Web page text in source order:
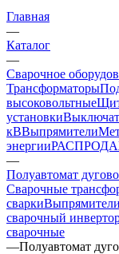
Главная
—
Каталог
—
Сварочное
Трансформаторы
высоковольтные
установки
кВВыпрямители
энергии
—
Полуавтомат
Сварочные
сварки
сварочный
сварочные
—Полуавтомат